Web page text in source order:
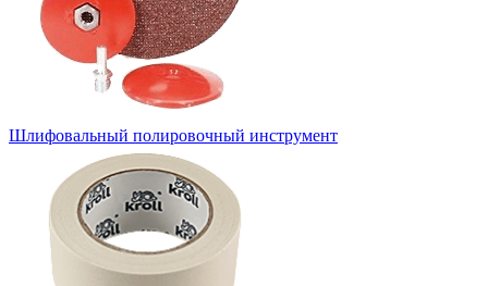
Шлифовальный полировочный инструмент